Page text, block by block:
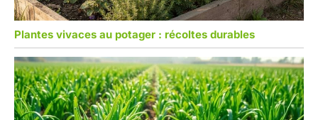
Plantes vivaces au potager : récoltes durables